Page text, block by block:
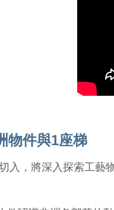
物件與1座梯
入，將深入探索工藝